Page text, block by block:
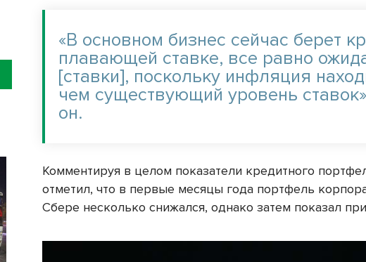
«В основном бизнес сейчас берет
плавающей ставке, все равно
[ставки], поскольку инфляция
чем существующий уровень
он.
Комментируя в целом показатели кредитного
отметил, что в первые месяцы года портфель
Сбере несколько снижался, однако затем показал